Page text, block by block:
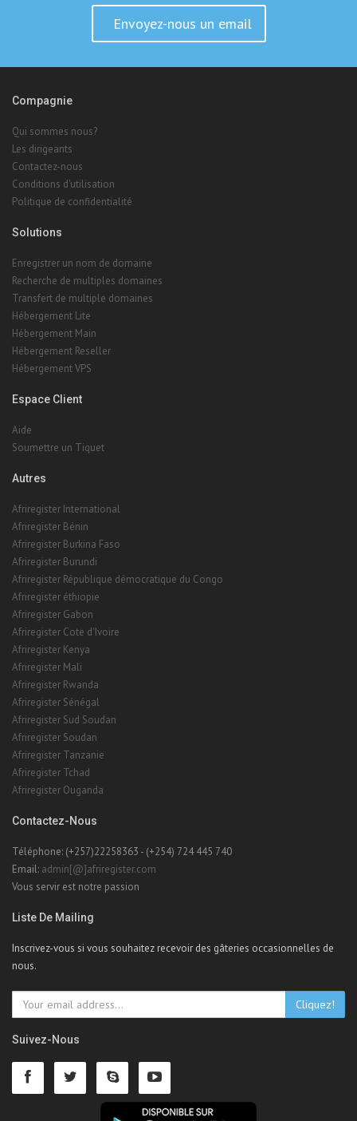
Les dirigeants
Conditions d'utilisation
Politique de confidentialité
Solutions
Enregistrer un nom de domaine
Recherche de multiples domaines
Hébergement Lite
Hébergement Main
Hébergement Reseller
Hébergement VPS
Espace Client
Soumettre un Tiquet
Autres
Afriregister International
Afriregister Bénin
Afriregister Burundi
Afriregister République démocratique du Congo
Afriregister éthiopie
Afriregister Gabon
Afriregister Cote d'Ivoire
Afriregister Kenya
Afriregister Mali
Afriregister Rwanda
Afriregister Sénégal
Afriregister Sud Soudan
Afriregister Soudan
Afriregister Tanzanie
Afriregister Tchad
Afriregister Ouganda
Contactez-Nous
Téléphone: (+257)22258363 - (+254) 724 445 740
Email:admin[@]afriregister.com
Liste De Mailing
Inscrivez-vous si vous souhaitez recevoir des gâteries occasionnelles de
nous.
Cliquez!
Suivez-Nous